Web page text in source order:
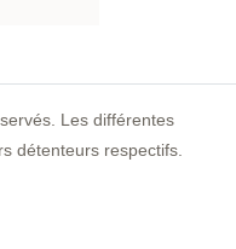
Les différentes
détenteurs respectifs.